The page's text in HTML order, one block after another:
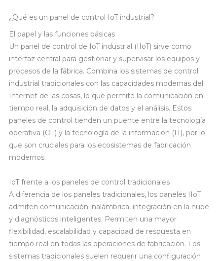
¿Qué es un panel de control IoT industrial?
El papel y las funciones básicas
Un panel de control de IoT industrial (IIoT) sirve como
interfaz central para gestionar y supervisar los equipos y
procesos de la fábrica. Combina los sistemas de control
industrial tradicionales con las capacidades modernas del
Internet de las cosas, lo que permite la comunicación en
tiempo real, la adquisición de datos y el análisis. Estos
paneles de control tienden un puente entre la tecnología
operativa (OT) y la tecnología de la información (IT), por lo
que son cruciales para los ecosistemas de fabricación
modernos.
IoT frente a los paneles de control tradicionales
A diferencia de los paneles tradicionales, los paneles IIoT
admiten comunicación inalámbrica, integración en la nube
y diagnósticos inteligentes. Permiten una mayor
flexibilidad, escalabilidad y capacidad de respuesta en
tiempo real en todas las operaciones de fabricación. Los
sistemas tradicionales suelen requerir una configuración